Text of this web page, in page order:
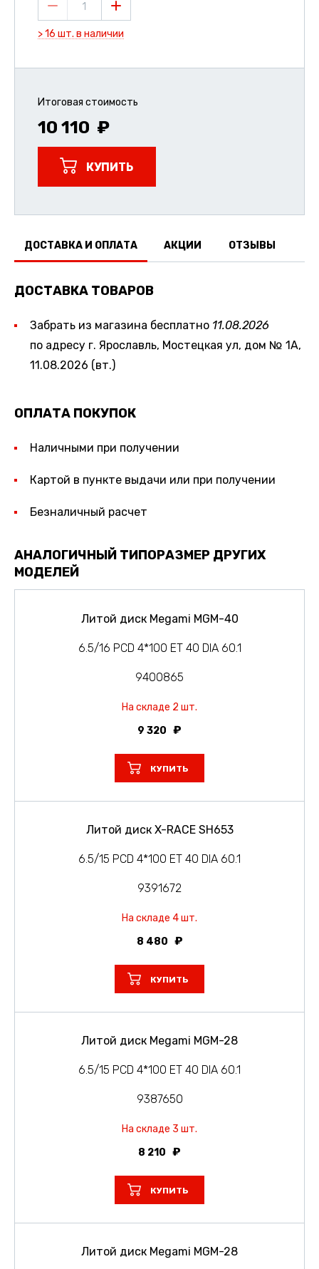
1
> 16 шт. в наличии
Итоговая стоимость
10 110
КУПИТЬ
ДОСТАВКА И ОПЛАТА АКЦИИ ОТЗЫВЫ
ДОСТАВКА ТОВАРОВ
Забрать из магазина бесплатно 11.08.2026
по адресу г. Ярославль, Мостецкая ул, дом № 1А,
11.08.2026 (вт.)
ОПЛАТА ПОКУПОК
Наличными при получении
Картой в пункте выдачи или при получении
Безналичный расчет
АНАЛОГИЧНЫЙ ТИПОРАЗМЕР ДРУГИХ
МОДЕЛЕЙ
Литой диск Megami MGM-40
6.5/16 PCD 4*100 ET 40 DIA 60.1
9400865
На складе 2 шт.
9 320
КУПИТЬ
Литой диск X-RACE SH653
6.5/15 PCD 4*100 ET 40 DIA 60.1
9391672
На складе 4 шт.
8 480
КУПИТЬ
Литой диск Megami MGM-28
6.5/15 PCD 4*100 ET 40 DIA 60.1
9387650
На складе 3 шт.
8 210
КУПИТЬ
Литой диск Megami MGM-28